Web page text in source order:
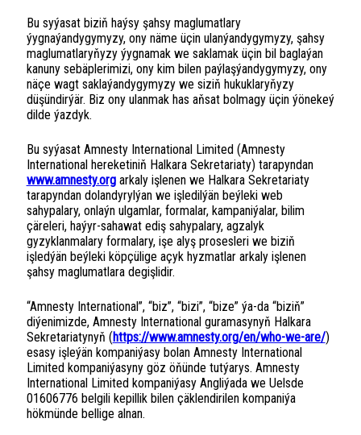
Bu syýasat biziň haýsy şahsy maglumatlary
ýygnaýandygymyzy, ony näme üçin ulanýandygymyzy, şahsy
maglumatlaryňyzy ýygnamak we saklamak üçin bil baglaýan
kanuny sebäplerimizi, ony kim bilen paýlaşýandygymyzy, ony
näçe wagt saklaýandygymyzy we siziň hukuklaryňyzy
düşündirýär. Biz ony ulanmak has aňsat bolmagy üçin ýönekeý
dilde ýazdyk.
Bu syýasat Amnesty International Limited (Amnesty
International hereketiniň Halkara Sekretariaty) tarapyndan
www.amnesty.orgarkaly işlenen we Halkara Sekretariaty
tarapyndan dolandyrylýan we işledilýän beýleki web
sahypalary, onlaýn ulgamlar, formalar, kampaniýalar, bilim
çäreleri, haýyr-sahawat ediş sahypalary, agzalyk
gyzyklanmalary formalary, işe alyş prosesleri we biziň
işledýän beýleki köpçülige açyk hyzmatlar arkaly işlenen
şahsy maglumatlara degişlidir.
“Amnesty International”, “biz”, “bizi”, “bize” ýa-da “biziň”
diýenimizde, Amnesty International guramasynyň Halkara
Sekretariatynyň (https://www.amnesty.org/en/who-we-are/)
esasy işleýän kompaniýasy bolan Amnesty International
Limited kompaniýasyny göz öňünde tutýarys. Amnesty
International Limited kompaniýasy Angliýada we Uelsde
01606776 belgili kepillik bilen çäklendirilen kompaniýa
hökmünde bellige alnan.